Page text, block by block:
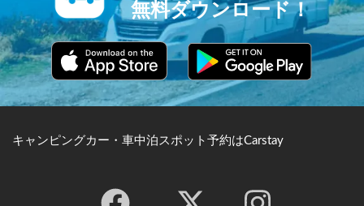
無料ダウンロード！
キャンピングカー・車中泊スポット予約はCarstay